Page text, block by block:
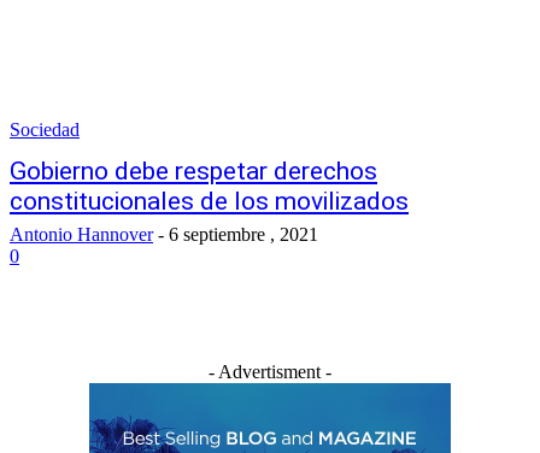
Sociedad
Gobierno debe respetar derechos
constitucionales de los movilizados
Antonio Hannover - 6 septiembre , 2021
0
- Advertisment -